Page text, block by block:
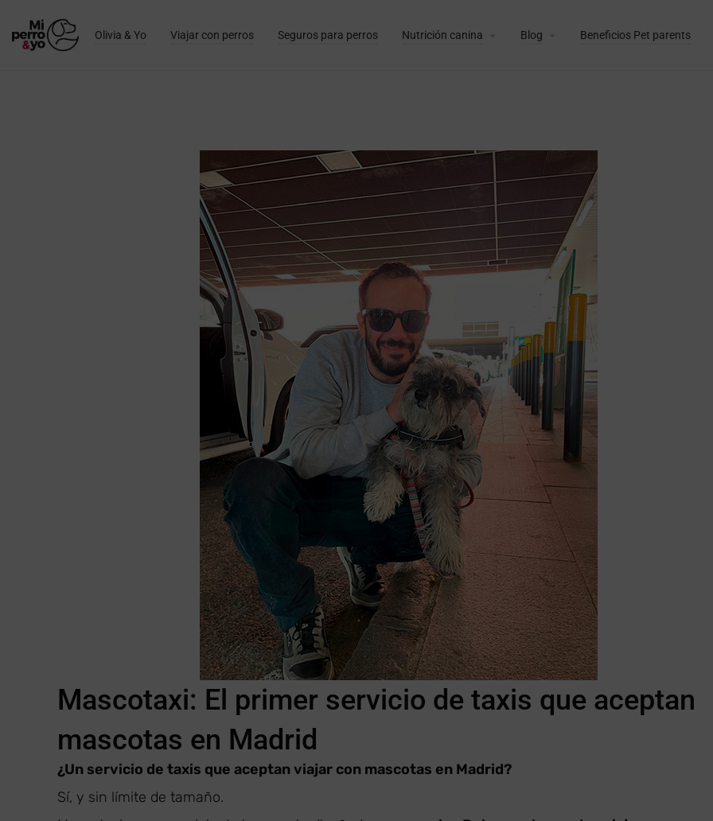
Olivia & Yo Viajar con perros Seguros para perros Nutrición canina Blog Beneficios Pet parents
Mascotaxi: El primer servicio de taxis que aceptan
mascotas en Madrid
¿Un servicio de taxis que aceptan viajar con mascotas en Madrid?
Sí, y sin límite de tamaño.